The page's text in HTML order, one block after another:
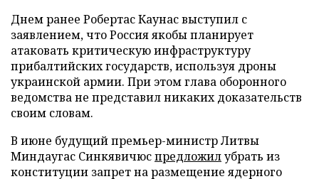
Днем ранее Робертас Каунас выступил с
заявлением, что Россия якобы планирует
атаковать критическую инфраструктуру
прибалтийских государств, используя дроны
украинской армии. При этом глава оборонного
ведомства не представил никаких доказательств
своим словам.
В июне будущий премьер-министр Литвы
Миндаугас Синкявичюспредложилубрать из
конституции запрет на размещение ядерного